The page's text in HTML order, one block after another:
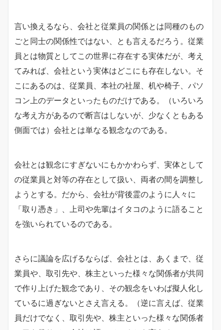
言い換えるなら、会社と従業員の関係とは同種のもの
ごと同士の関係性ではない、とも言えるだろう。従業
員とは物質としてこの世界に存在する実体だが、考え
てみれば、会社という実体はどこにも存在しない。そ
こにあるのは、従業員、本社の社屋、机や椅子、パソ
コン上のデータといったものだけである。（いろいろ
な考え方があるので断言はしないが、少なくともある
側面では）会社とは単なる観念なのである。
会社とは観念にすぎないにもかかわらず、実体として
の従業員と対等の存在として扱い、両者の間を調整し
ようとする。だから、会社が背後霊のように人々に
「取り憑き」、上司や先輩はイタコのように語ること
を強いられているのである。
さらに議論を広げるならば、会社とは、あくまで、従
業員や、取引先や、株主といった様々な関係者が共同
で作り上げた観念であり、その観念をいわば擬人化し
ているに過ぎないとさえ言える。（逆に言えば、従業
員だけでなく、取引先や、株主といった様々な関係者